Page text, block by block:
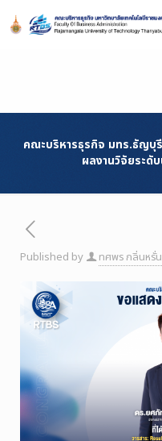
Content
คณะบริหารธุรกิจ มทร.ธัญบุ
ผลงานวิจัยระดั
Published by ทศพร กลิ่นหรั่น